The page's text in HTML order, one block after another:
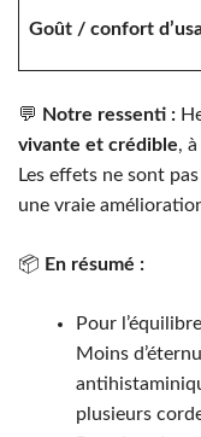
Goût / confort
💬 Notre ressenti :
vivante et crédible,
Les effets ne sont
une vraie
📦 En résumé :
Pour
Moins
plusieurs